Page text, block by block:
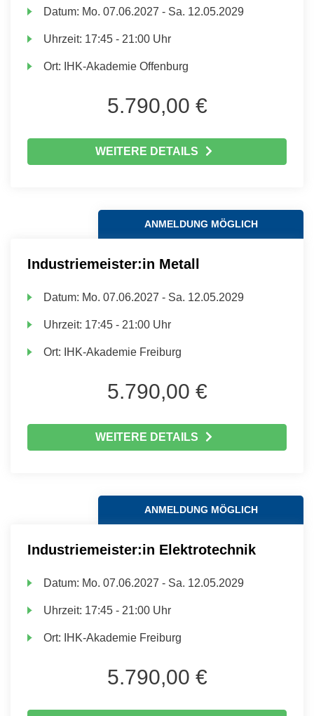
Datum: Mo. 07.06.2027 - Sa. 12.05.2029
Uhrzeit: 17:45 - 21:00 Uhr
Ort: IHK-Akademie Offenburg
5.790,00 €
WEITERE DETAILS
ANMELDUNG MÖGLICH
Industriemeister:in Metall
Datum: Mo. 07.06.2027 - Sa. 12.05.2029
Uhrzeit: 17:45 - 21:00 Uhr
Ort: IHK-Akademie Freiburg
5.790,00 €
WEITERE DETAILS
ANMELDUNG MÖGLICH
Industriemeister:in Elektrotechnik
Datum: Mo. 07.06.2027 - Sa. 12.05.2029
Uhrzeit: 17:45 - 21:00 Uhr
Ort: IHK-Akademie Freiburg
5.790,00 €